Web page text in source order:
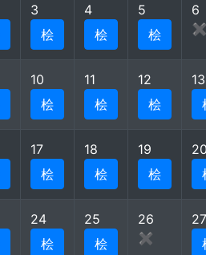
3
桧
4
桧
5
桧
6
10
桧
11
桧
12
桧
13
17
桧
18
桧
19
桧
24
桧
25
桧
26
✖
27